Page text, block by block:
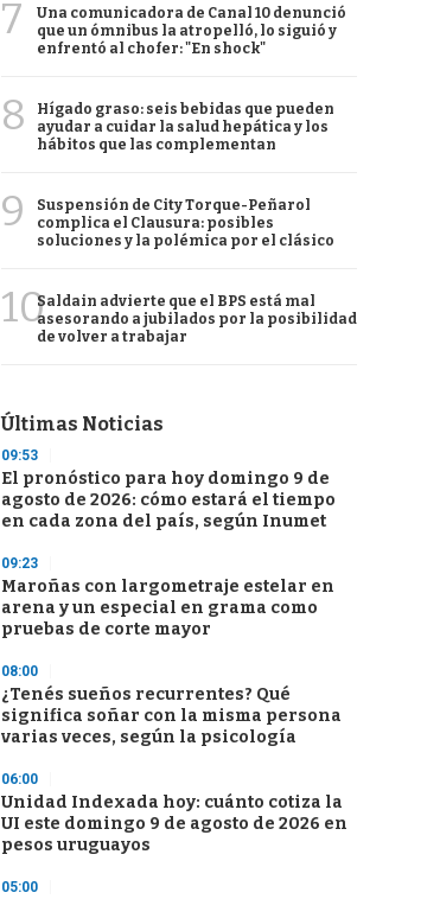
7
Una comunicadora de Canal 10 denunció
que un ómnibus la atropelló, lo siguió y
enfrentó al chofer: "En shock"
8
Hígado graso: seis bebidas que pueden
ayudar a cuidar la salud hepática y los
hábitos que las complementan
9
Suspensión de City Torque-Peñarol
complica el Clausura: posibles
soluciones y la polémica por el clásico
10Saldain advierte que el BPS está mal
asesorando a jubilados por la posibilidad
de volver a trabajar
Últimas Noticias
09:53
El pronóstico para hoy domingo 9 de
agosto de 2026: cómo estará el tiempo
en cada zona del país, según Inumet
09:23
Maroñas con largometraje estelar en
arena y un especial en grama como
pruebas de corte mayor
08:00
¿Tenés sueños recurrentes? Qué
significa soñar con la misma persona
varias veces, según la psicología
06:00
Unidad Indexada hoy: cuánto cotiza la
UI este domingo 9 de agosto de 2026 en
pesos uruguayos
05:00